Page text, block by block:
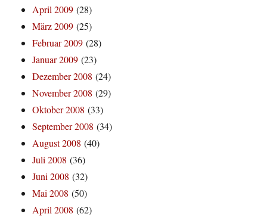
April 2009 (28)
März 2009 (25)
Februar 2009 (28)
Januar 2009 (23)
Dezember 2008 (24)
November 2008 (29)
Oktober 2008 (33)
September 2008 (34)
August 2008 (40)
Juli 2008 (36)
Juni 2008 (32)
Mai 2008 (50)
April 2008 (62)